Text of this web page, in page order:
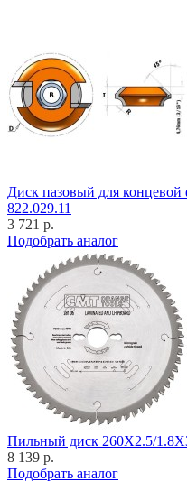
Диск пазовый для
822.029.11
3 721 р.
Подобрать аналог
Пильный диск 260X2.5/
8 139 р.
Подобрать аналог